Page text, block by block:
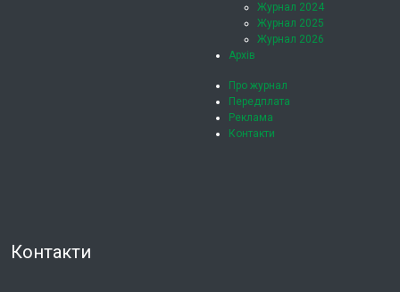
Журнал 2024
Журнал 2025
Журнал 2026
Архів
Про журнал
Передплата
Реклама
Контакти
Контакти